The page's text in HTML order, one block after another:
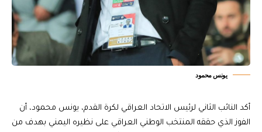
يونس محمود
أكد النائب الثاني لرئيس الاتحاد العراقي لكرة القدم، يونس محمود، أن
الفوز الذي حققه المنتخب الوطني العراقي على نظيره اليمني بهدف من